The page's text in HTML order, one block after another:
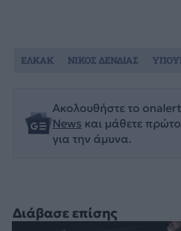
Διάβασε επίσης
Ακολουθήστε το
News και μάθετε
για την άμυνα.
ΕΛΚΑΚ ΝΙΚΟΣ ΔΕΝΔΙΑΣ